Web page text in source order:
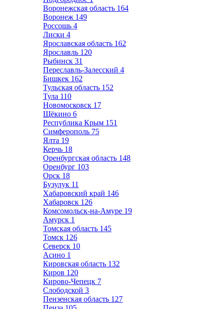
Воронежская область 164
Воронеж 149
Россошь 4
Лиски 4
Ярославская область 162
Ярославль 120
Рыбинск 31
Переславль-Залесский 4
Бишкек 162
Тульская область 152
Тула 110
Новомосковск 17
Щёкино 6
Республика Крым 151
Симферополь 75
Ялта 19
Керчь 18
Оренбургская область 148
Оренбург 103
Орск 18
Бузулук 11
Хабаровский край 146
Хабаровск 126
Комсомольск-на-Амуре 19
Амурск 1
Томская область 145
Томск 126
Северск 10
Асино 1
Кировская область 132
Киров 120
Кирово-Чепецк 7
Слободской 3
Пензенская область 127